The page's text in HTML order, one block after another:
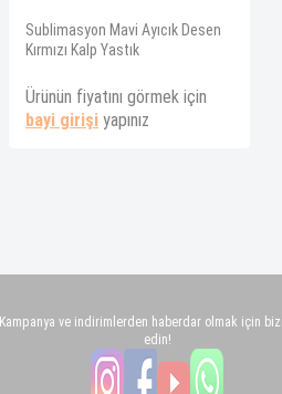
Sublimasyon Mavi Ayıcık Desen
Kırmızı Kalp Yastık
Ürünün fiyatını görmek için
bayi girişi yapınız
Kampanya ve indirimlerden haberdar olmak için
edin!